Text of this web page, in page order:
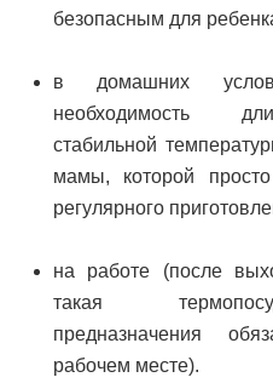
безопасным для
в домашних
необходимость
стабильной
мамы, которой
регулярного
на работе (после
такая
предназначения
рабочем месте).